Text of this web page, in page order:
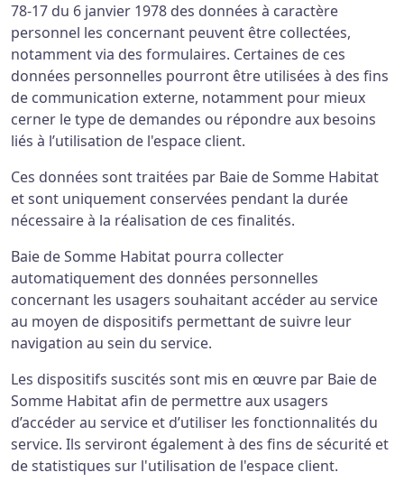
78-17 du 6 janvier 1978 des données à caractère
personnel les concernant peuvent être collectées,
notamment via des formulaires. Certaines de ces
données personnelles pourront être utilisées à des fins
de communication externe, notamment pour mieux
cerner le type de demandes ou répondre aux besoins
liés à l’utilisation de l'espace client.
Ces données sont traitées par Baie de Somme Habitat
et sont uniquement conservées pendant la durée
nécessaire à la réalisation de ces finalités.
Baie de Somme Habitat pourra collecter
automatiquement des données personnelles
concernant les usagers souhaitant accéder au service
au moyen de dispositifs permettant de suivre leur
navigation au sein du service.
Les dispositifs suscités sont mis en œuvre par Baie de
Somme Habitat afin de permettre aux usagers
d’accéder au service et d’utiliser les fonctionnalités du
service. Ils serviront également à des fins de sécurité et
de statistiques sur l'utilisation de l'espace client.